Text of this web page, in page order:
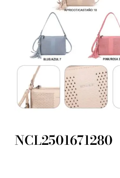
NCL2501671280